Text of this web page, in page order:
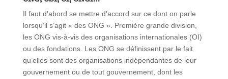
Il faut d’abord se mettre d’accord sur ce dont on parle
lorsqu’il s’agit « des ONG ». Première grande division,
les ONG vis-à-vis des organisations internationales (OI)
ou des fondations. Les ONG se définissent par le fait
qu’elles sont des organisations indépendantes de leur
gouvernement ou de tout gouvernement, dont les